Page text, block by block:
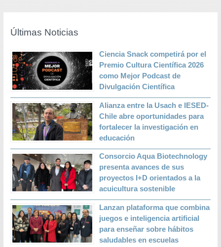
Últimas Noticias
Ciencia Snack competirá por el
Premio Cultura Científica 2026
como Mejor Podcast de
Divulgación Científica
Alianza entre la Usach e IESED-
Chile abre oportunidades para
fortalecer la investigación en
educación
Consorcio Aqua Biotechnology
presenta avances de sus
proyectos I+D orientados a la
acuicultura sostenible
Lanzan plataforma que combina
juegos e inteligencia artificial
para enseñar sobre hábitos
saludables en escuelas